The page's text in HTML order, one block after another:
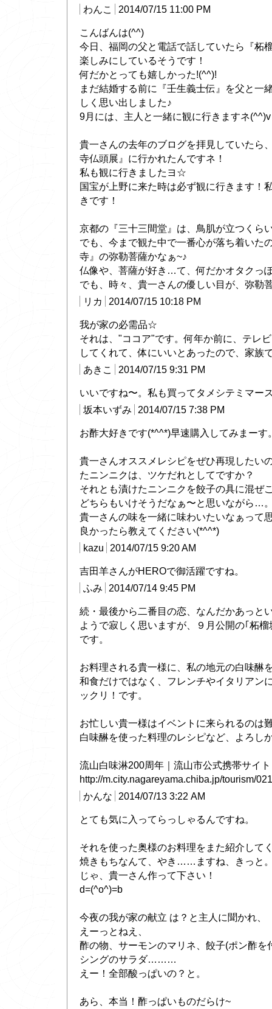
わんこ 2014/07/15 11:00 PM
こんばんは(^^)
今日、福岡の父と電話で話していたら『柘
楽しみにしているそうです！
何だかとっても嬉しかった!(^^)!
まだ結婚する前に『壬生義士伝』を父と一
しく思い出しました♪
9月には、主人と一緒に観に行きますネ(^^)v
貴一さんの去年のブログを拝見していたら
寺仏頭展』に行かれたんですネ！
私も観に行きましたヨ☆
国宝が上野に来た時は必ず観に行きます！
きです！
京都の『三十三間堂』は、鳥肌が立つくら
でも、今まで観た中で一番心が落ち着いた
寺』の弥勒菩薩かなぁ~♪
仏像や、菩薩が好き…て、何だかオタクっ
でも、時々、貴一さんの優しい目が、弥勒
リカ
2014/07/15 10:18 PM
我が家の必需品☆
それは、"ココア"です。何年か前に、テレ
してくれて、体にいいとあったので、家族
あきこ
2014/07/15 9:31 PM
いいですね〜。私も買ってタメシテミマー
坂本いずみ
2014/07/15 7:38 PM
お酢大好きです(*^^*)早速購入してみまーす
貴一さんオススメレシピをぜひ再現したい
たニンニクは、ツケだれとしてですか？
それとも漬けたニンニクを餃子の具に混ぜ
どちらもいけそうだなぁ〜と思いながら…
貴一さんの味を一緒に味わいたいなぁって
良かったら教えてください(*^^*)
kazu
2014/07/15 9:20 AM
吉田羊さんがHEROで御活躍ですね。
ふみ
2014/07/14 9:45 PM
続・最後から二番目の恋、なんだかあっと
ようで寂しく思いますが、９月公開の｢柘
です。
お料理される貴一様に、私の地元の白味醂
和食だけではなく、フレンチやイタリアン
ックリ！です。
お忙しい貴一様はイベントに来られるのは
白味醂を使った料理のレシピなど、よろし
流山白味淋200周年｜流山市公式携帯サイト
http://m.city.nagareyama.chiba.jp/tourism/
かんな
2014/07/13 3:22 AM
とても気に入ってらっしゃるんですね。
それを使った奥様のお料理をまた紹介して
焼きもちなんて、やき……ますね、きっと
じゃ、貴一さん作って下さい！
d=(^o^)=b
今夜の我が家の献立 は？と主人に聞かれ、
えーっとねえ、
酢の物、サーモンのマリネ、餃子(ポン酢を
シングのサラダ………
えー！全部酸っぱいの？と。
あら、本当！酢っぱいものだらけ~